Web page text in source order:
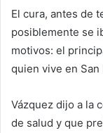
El cura, antes de
posiblemente se
motivos: el
quien vive en San
Vázquez dijo a la
de salud y que